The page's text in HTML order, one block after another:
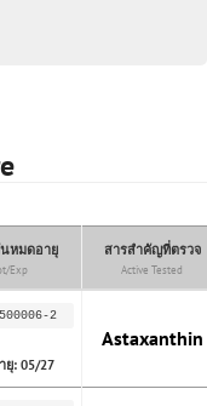
หมดอายุ
Exp
สารสำคัญที่ตรวจ
Active Tested
2
ยุ: 05/27
Astaxanthin